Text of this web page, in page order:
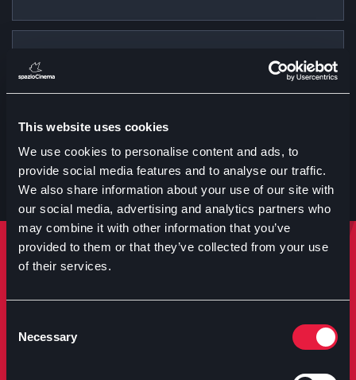
This website uses cookies
We use cookies to personalise content and ads, to
provide social media features and to analyse our traffic.
We also share information about your use of our site with
our social media, advertising and analytics partners who
may combine it with other information that you’ve
provided to them or that they’ve collected from your use
of their services.
Selection
Necessary
Treviglio
Rimani sempre aggiornato
Iscriviti per ricevere notizie su eventi manifestazioni e